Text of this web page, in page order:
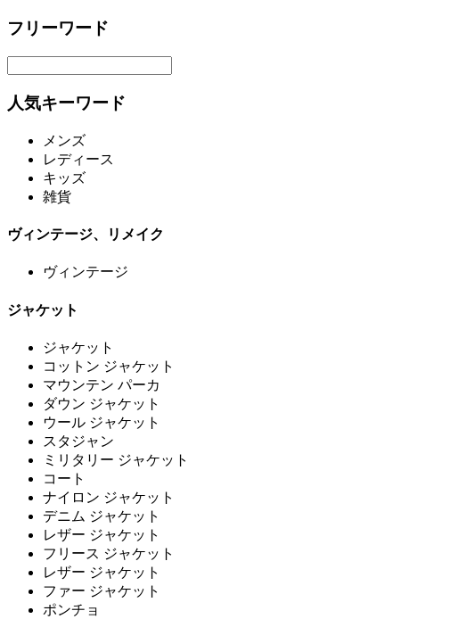
フリーワード
人気キーワード
メンズ
レディース
キッズ
雑貨
ヴィンテージ、リメイク
ヴィンテージ
ジャケット
ジャケット
コットン ジャケット
マウンテン パーカ
ダウン ジャケット
ウール ジャケット
スタジャン
ミリタリー ジャケット
コート
ナイロン ジャケット
デニム ジャケット
レザー ジャケット
フリース ジャケット
レザー ジャケット
ファー ジャケット
ポンチョ